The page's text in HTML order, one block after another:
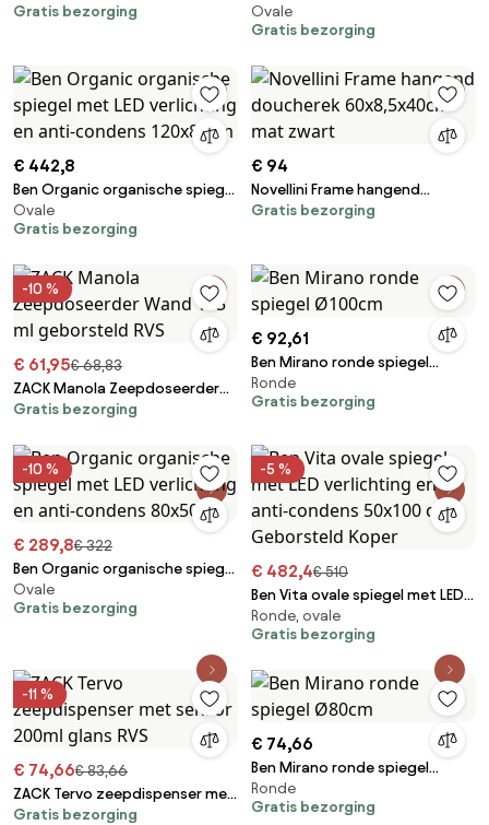
losse inzet Chroom
Gratis bezorging
met LED verlichting en anti-
condens 100x70cm
Ovale
Gratis bezorging
€ 442,8
Ben Organic organische spiegel
met LED verlichting en anti-
condens 120x80cm
Ovale
Gratis bezorging
€ 94
Novellini Frame hangend
doucherek 60x8,5x40cm mat
Gratis bezorging
-10 %
€ 61,95€ 68,83
ZACK Manola Zeepdoseerder
Wand 175 ml geborsteld RVS
Gratis bezorging
€ 92,61
Ben Mirano ronde spiegel
Ø100cm
Ronde
Gratis bezorging
-10 %
€ 289,8€ 322
Ben Organic organische spiegel
met LED verlichting en anti-
condens 80x50cm
Ovale
Gratis bezorging
-5 %
€ 482,4€ 510
Ben Vita ovale spiegel met LED
verlichting en anti-condens
50x100 cm Geborsteld Koper
Ronde, ovale
Gratis bezorging
-11 %
€ 74,66€ 83,66
ZACK Tervo zeepdispenser met
sensor 200ml glans RVS
Gratis bezorging
€ 74,66
Ben Mirano ronde spiegel
Ø80cm
Ronde
Gratis bezorging